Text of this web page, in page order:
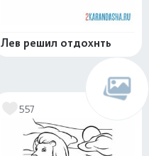
Лев решил отдохнть
557